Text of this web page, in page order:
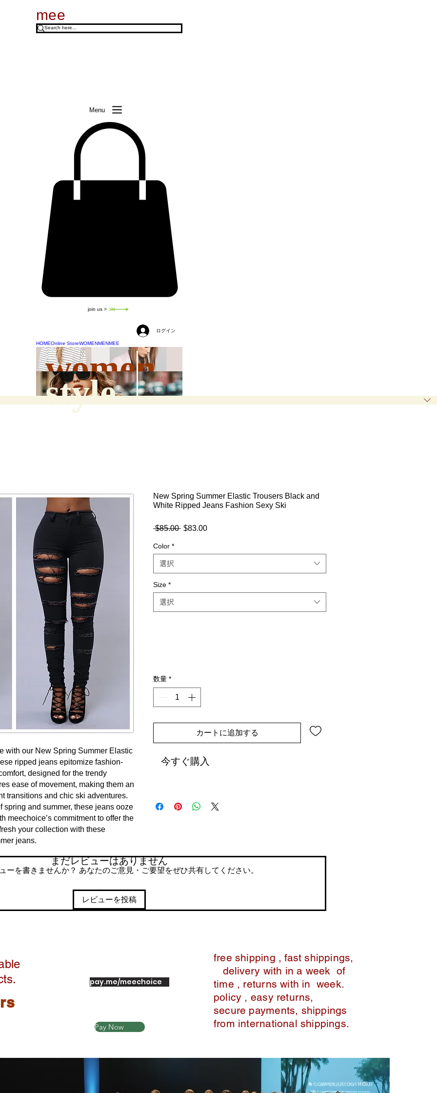
mee
Menu
join us >
ログイン
HOMEOnline StoreWOMENMENMEE
women
style
with our New Spring Summer Elastic
ripped jeans epitomize fashion-
designed for the trendy
ease of movement, making them an
transitions and chic ski adventures.
spring and summer, these jeans ooze
meechoice’s commitment to offer the
your collection with these
jeans.
New Spring Summer Elastic Trousers Black and
White Ripped Jeans Fashion Sexy Ski
$85.00 通$83.00セ
Color *
選択
Size *
選択
数量 *
カートに追加する
今すぐ購入
まだレビューはありません
ーを書きませんか？ あなたのご意見・ご要望をぜひ共有してください。
レビューを投稿
pay.me/meechoice
Pay Now
free shipping , fast shippings,
delivery with in a week of
time , returns with in week.
policy , easy returns,
secure payments, shippings
from international shippings.